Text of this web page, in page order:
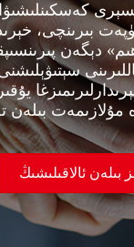
بىرىنچى،
دېگەن
بىلەن ئالاقىلىشىڭ